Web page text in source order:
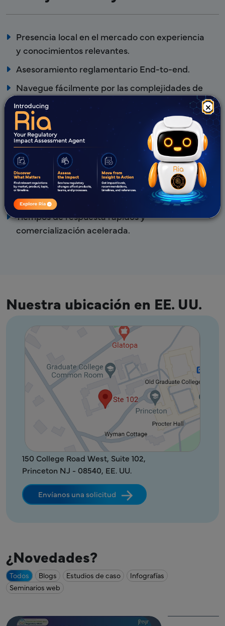
×
Presencia local en el mercado con experiencia
y conocimientos relevantes.
Asesoramiento reglamentario End-to-end.
Navegue fácilmente por las complejidades de
las Autoridades Reglamentarias.
Sólida red de socios en cualquier región.
Apoyo para las complejidades reglamentarias
específicas de la región.
Un enfoque estructurado y rentable para
garantizar el cumplimiento en escenarios
multimercado.
Tiempos de respuesta rápidos y
comercialización acelerada.
Nuestra ubicación en EE. UU.
150 College Road West, Suite 102,
Princeton NJ - 08540, EE. UU.
Envíanos una solicitud
¿Novedades?
Todos Blogs Estudios de caso
Infografías
Seminarios web